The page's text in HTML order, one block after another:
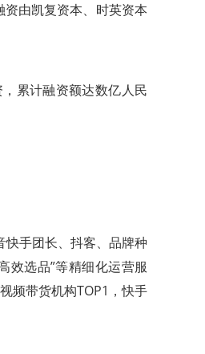
由凯复资本、时英资本
累计融资额达数亿人民
快手团长、抖客、品牌种
效选品”等精细化运营服
频带货机构TOP1，快手